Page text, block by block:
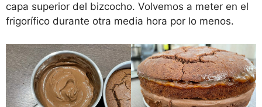
capa superior del bizcocho. Volvemos a meter en el
frigorífico durante otra media hora por lo menos.